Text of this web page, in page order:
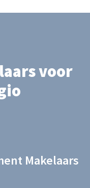
voor
Makelaars